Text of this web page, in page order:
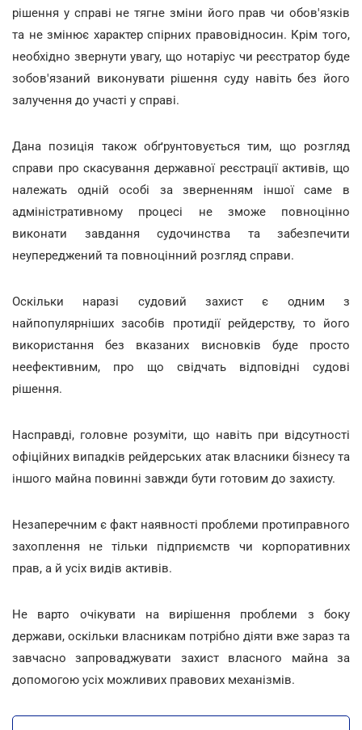
рішення у справі не тягне зміни його прав чи обов'язків
та не змінює характер спірних правовідносин. Крім того,
необхідно звернути увагу, що нотаріус чи реєстратор буде
зобов'язаний виконувати рішення суду навіть без його
залучення до участі у справі.
Дана позиція також обґрунтовується тим, що розгляд
справи про скасування державної реєстрації активів, що
належать одній особі за зверненням іншої саме в
адміністративному процесі не зможе повноцінно
виконати завдання судочинства та забезпечити
неупереджений та повноцінний розгляд справи.
Оскільки наразі судовий захист є одним з
найпопулярніших засобів протидії рейдерству, то його
використання без вказаних висновків буде просто
неефективним, про що свідчать відповідні судові
рішення.
Насправді, головне розуміти, що навіть при відсутності
офіційних випадків рейдерських атак власники бізнесу та
іншого майна повинні завжди бути готовим до захисту.
Незаперечним є факт наявності проблеми протиправного
захоплення не тільки підприємств чи корпоративних
прав, а й усіх видів активів.
Не варто очікувати на вирішення проблеми з боку
держави, оскільки власникам потрібно діяти вже зараз та
завчасно запроваджувати захист власного майна за
допомогою усіх можливих правових механізмів.